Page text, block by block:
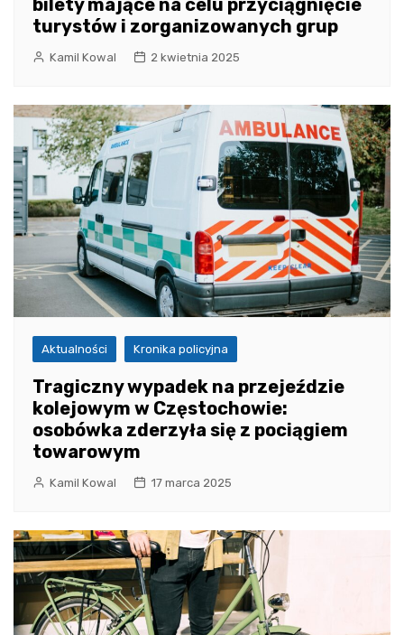
bilety mające na celu przyciągnięcie
turystów i zorganizowanych grup
Kamil Kowal 2 kwietnia 2025
Aktualności Kronika policyjna
Tragiczny wypadek na przejeździe
kolejowym w Częstochowie:
osobówka zderzyła się z pociągiem
towarowym
Kamil Kowal 17 marca 2025